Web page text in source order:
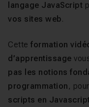
langage JavaScript
vos sites web.
Cette formation
d’apprentissage
pas les notions
programmation ,
scripts en Javascript